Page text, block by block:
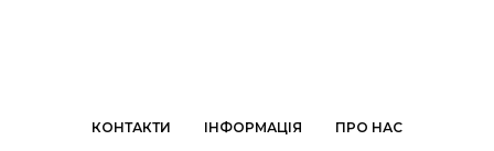
КОНТАКТИ ІНФОРМАЦІЯ ПРО НАС